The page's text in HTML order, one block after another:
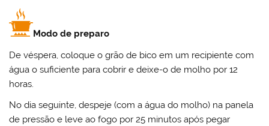
Modo de preparo
De véspera, coloque o grão de bico em um recipiente com
água o suficiente para cobrir e deixe-o de molho por 12
horas.
No dia seguinte, despeje (com a água do molho) na panela
de pressão e leve ao fogo por 25 minutos após pegar